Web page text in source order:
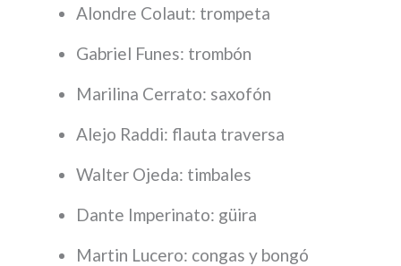
Alondre Colaut: trompeta
Gabriel Funes: trombón
Marilina Cerrato: saxofón
Alejo Raddi: flauta traversa
Walter Ojeda: timbales
Dante Imperinato: güira
Martin Lucero: congas y bongó